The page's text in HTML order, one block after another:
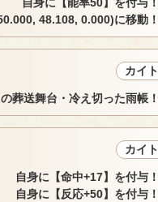
48.108, 0.000)に移動！
カイト
葬送舞台・冷え切った雨帳！
カイト
自身に【命中+17】を付与！
自身に【反応+50】を付与！